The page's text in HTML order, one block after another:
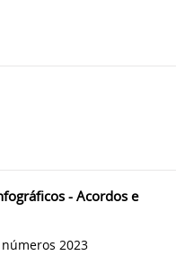
- Acordos e
números 2023